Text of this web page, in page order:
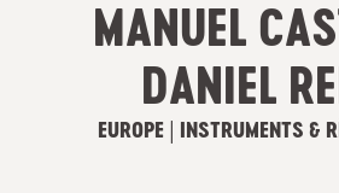
MANUEL
DANIEL
EUROPE | INSTRUMENTS &